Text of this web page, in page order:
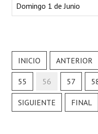
Actas de Audiencias
Comunicaciones
Declaraciones
Resoluciones
Domingo 1 de Junio
INICIO ANTERIOR
55 56 57
SIGUIENTE FINAL